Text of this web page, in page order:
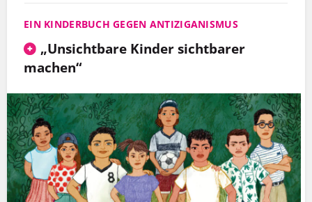
EIN KINDERBUCH GEGEN ANTIZIGANISMUS
„Unsichtbare Kinder sichtbarer
machen“